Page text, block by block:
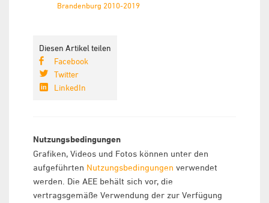
Brandenburg 2010-2019
Diesen Artikel teilen
Facebook
Twitter
LinkedIn
Nutzungsbedingungen
Grafiken, Videos und Fotos können unter den
aufgeführten Nutzungsbedingungen verwendet
werden. Die AEE behält sich vor, die
vertragsgemäße Verwendung der zur Verfügung